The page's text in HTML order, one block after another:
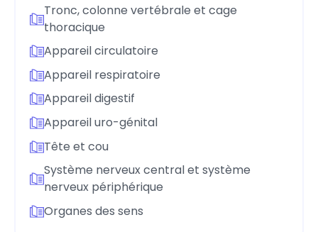
Tronc, colonne vertébrale et cage
thoracique
Appareil circulatoire
Appareil respiratoire
Appareil digestif
Appareil uro-génital
Tête et cou
Système nerveux central et système
nerveux périphérique
Organes des sens